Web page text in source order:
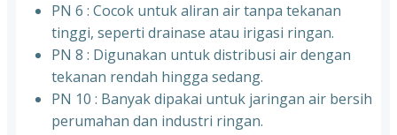
PN 6 : Cocok untuk aliran air tanpa tekanan
tinggi, seperti drainase atau irigasi ringan.
PN 8 : Digunakan untuk distribusi air dengan
tekanan rendah hingga sedang.
PN 10 : Banyak dipakai untuk jaringan air bersih
perumahan dan industri ringan.